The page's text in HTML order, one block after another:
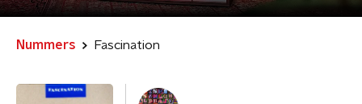
Nummers Fascination